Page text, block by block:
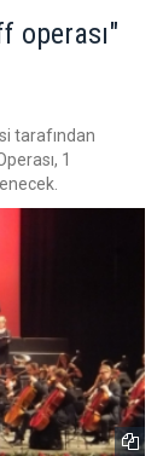
operası"
tarafından
1